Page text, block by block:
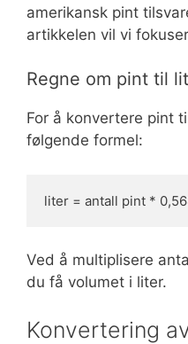
amerikansk pint
artikkelen vil vi
Regne om pint til
For å konvertere pint
følgende formel:
liter = antall pint *
Ved å multiplisere
du få volumet i liter.
Konvertering